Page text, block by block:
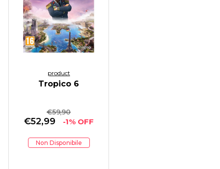
product
Tropico 6
€59,90
€52,99 -1% OFF
Non Disponibile